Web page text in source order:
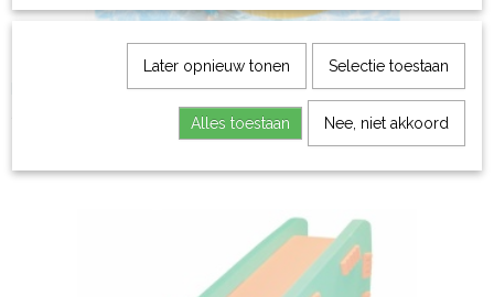
Babyfloat Small
Later opnieuw tonen Selectie toestaan
Alles toestaan Nee, niet akkoord